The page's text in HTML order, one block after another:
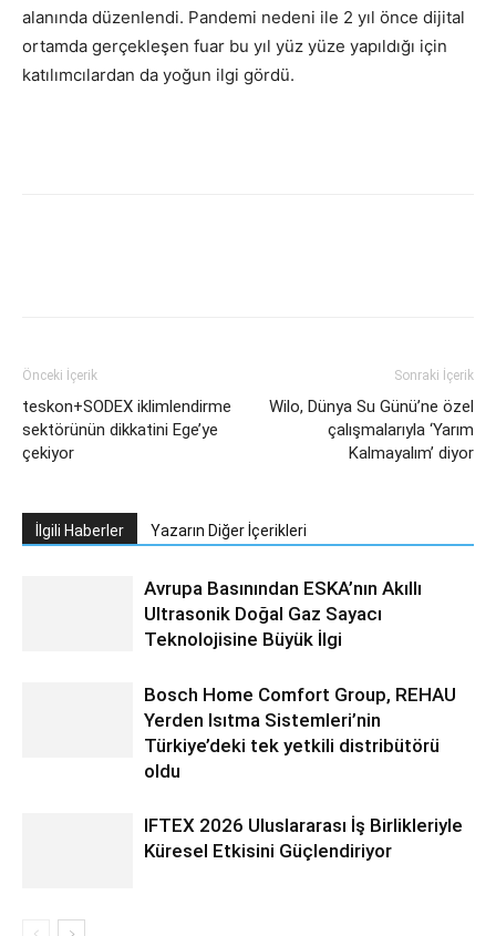
alanında düzenlendi. Pandemi nedeni ile 2 yıl önce dijital
ortamda gerçekleşen fuar bu yıl yüz yüze yapıldığı için
katılımcılardan da yoğun ilgi gördü.
Önceki İçerik
teskon+SODEX iklimlendirme
sektörünün dikkatini Ege’ye
çekiyor
Sonraki İçerik
Wilo, Dünya Su Günü’ne özel
çalışmalarıyla ‘Yarım
Kalmayalım’ diyor
İlgili Haberler Yazarın Diğer İçerikleri
Avrupa Basınından ESKA’nın Akıllı
Ultrasonik Doğal Gaz Sayacı
Teknolojisine Büyük İlgi
Bosch Home Comfort Group, REHAU
Yerden Isıtma Sistemleri’nin
Türkiye’deki tek yetkili distribütörü
oldu
IFTEX 2026 Uluslararası İş Birlikleriyle
Küresel Etkisini Güçlendiriyor